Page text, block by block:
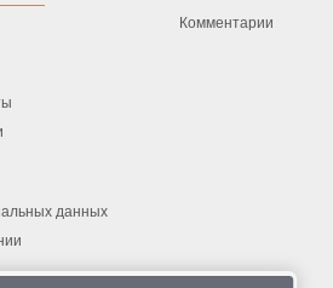
Комментарии
данных